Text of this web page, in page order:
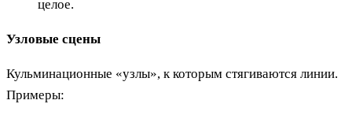
целое.
Узловые сцены
Кульминационные «узлы», к которым стягиваются линии.
Примеры: